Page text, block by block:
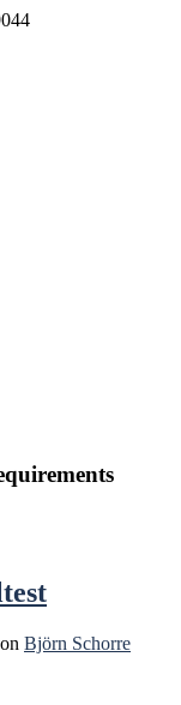
Björn Schorre